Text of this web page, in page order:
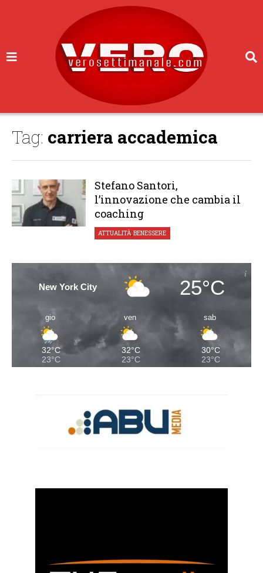
Tag: carriera accademica
Stefano Santori,
l’innovazione che cambia il
coaching
ATTUALITÀ,BENESSERE
New York City 25°C
gio
32°C
23°C
ven
32°C
23°C
sab
30°C
23°C